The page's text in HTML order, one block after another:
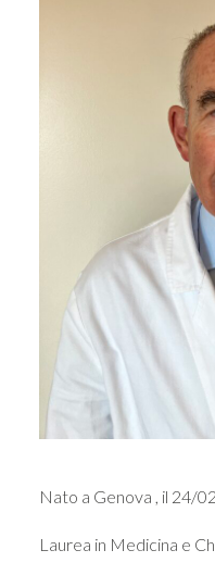
Nato a Genova , il 24/
Laurea in Medicina e